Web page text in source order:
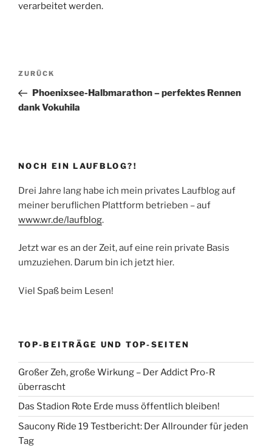
verarbeitet werden.
Beitragsnavigation
Vorheriger
Beitrag
ZURÜCK
Phoenixsee-Halbmarathon – perfektes Rennen
dank Vokuhila
NOCH EIN LAUFBLOG?!
Drei Jahre lang habe ich mein privates Laufblog auf
meiner beruflichen Plattform betrieben – auf
www.wr.de/laufblog.
Jetzt war es an der Zeit, auf eine rein private Basis
umzuziehen. Darum bin ich jetzt hier.
Viel Spaß beim Lesen!
TOP-BEITRÄGE UND TOP-SEITEN
Großer Zeh, große Wirkung – Der Addict Pro-R
überrascht
Das Stadion Rote Erde muss öffentlich bleiben!
Saucony Ride 19 Testbericht: Der Allrounder für jeden
Tag